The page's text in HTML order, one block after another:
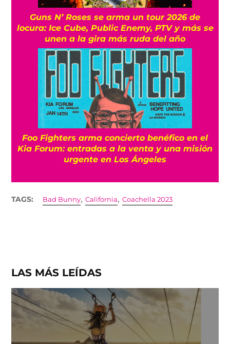
Guns N’ Roses se arma un tour 2026 de
locura: Ice Cube, Public Enemy, PTV y más se
unen a la gira más ruda del año
Foo Fighters arma concierto benéfico en el
Kia Forum: entradas a la venta y una misión
urgente en Los Ángeles
TAGS: Bad Bunny,California,Coachella 2023
LAS MÁS LEÍDAS